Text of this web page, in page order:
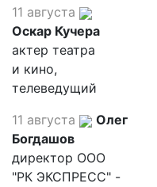
11 августа
Оскар Кучера
актер театра
и кино,
телеведущий
11 августа
Олег
Богдашов
директор ООО
"РК ЭКСПРЕСС" -